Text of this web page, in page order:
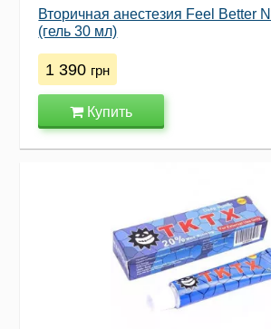
Вторичная анестезия Feel Better
(гель 30 мл)
1 390 грн
Купить